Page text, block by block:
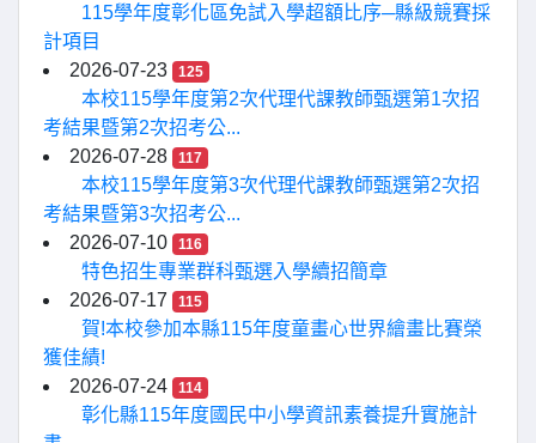
115學年度彰化區免試入學超額比序─縣級競賽採
計項目
2026-07-23
125
本校115學年度第2次代理代課教師甄選第1次招
考結果暨第2次招考公...
2026-07-28
117
本校115學年度第3次代理代課教師甄選第2次招
考結果暨第3次招考公...
2026-07-10
116
特色招生專業群科甄選入學續招簡章
2026-07-17
115
賀!本校參加本縣115年度童畫心世界繪畫比賽榮
獲佳績!
2026-07-24
114
彰化縣115年度國民中小學資訊素養提升實施計